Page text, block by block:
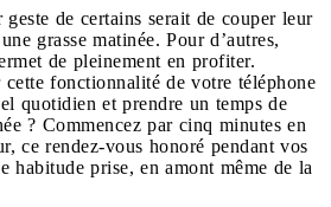
de certains serait de couper leur
grasse matinée. Pour d’autres,
de pleinement en profiter.
fonctionnalité de votre téléphone
quotidien et prendre un temps de
? Commencez par cinq minutes en
ce rendez-vous honoré pendant vos
habitude prise, en amont même de la